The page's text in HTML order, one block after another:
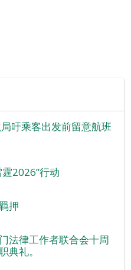
吁乘客出发前留意航班
2026”行动
押
法律工作者联合会十周
典礼。